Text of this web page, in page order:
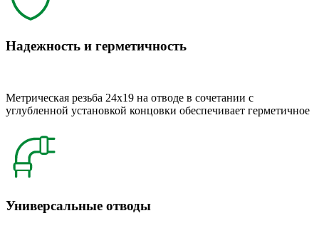
Надежность и герметичность
Метрическая резьба 24x19 на отводе в сочетании с
углубленной установкой концовки обеспечивает герметичное
Универсальные отводы